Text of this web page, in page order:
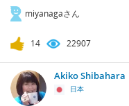
miyanagaさん
14 22907
Akiko Shibahara
日本